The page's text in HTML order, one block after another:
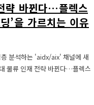
략 바뀐다…플렉스
’을 가르치는 이유
분석하는 'aidx/aix' 채널에 새
물류 인재 전략 바뀐다…플렉스